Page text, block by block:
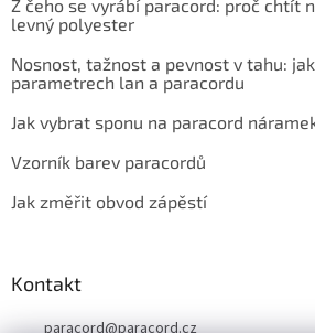
Z čeho se vyrábí paracord: proč chtít
levný polyester
Nosnost, tažnost a pevnost v tahu:
parametrech lan a paracordu
Jak vybrat sponu na paracord
Vzorník barev paracordů
Jak změřit obvod zápěstí
Kontakt